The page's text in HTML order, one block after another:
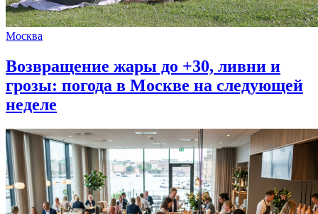
Москва
Возвращение жары до +30, ливни и
грозы: погода в Москве на следующей
неделе